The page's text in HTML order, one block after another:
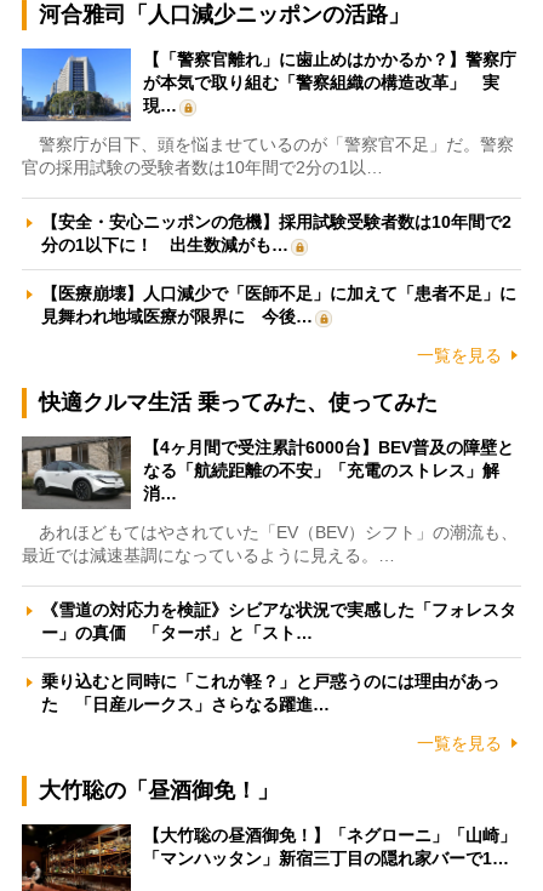
河合雅司「人口減少ニッポンの活路」
【「警察官離れ」に歯止めはかかるか？】警察庁
が本気で取り組む「警察組織の構造改革」 実
現…
警察庁が目下、頭を悩ませているのが「警察官不足」だ。警察
官の採用試験の受験者数は10年間で2分の1以…
【安全・安心ニッポンの危機】採用試験受験者数は10年間で2
分の1以下に！ 出生数減がも…
【医療崩壊】人口減少で「医師不足」に加えて「患者不足」に
見舞われ地域医療が限界に 今後…
一覧を見る
快適クルマ生活 乗ってみた、使ってみた
【4ヶ月間で受注累計6000台】BEV普及の障壁と
なる「航続距離の不安」「充電のストレス」解
消…
あれほどもてはやされていた「EV（BEV）シフト」の潮流も、
最近では減速基調になっているように見える。…
《雪道の対応力を検証》シビアな状況で実感した「フォレスタ
ー」の真価 「ターボ」と「スト…
乗り込むと同時に「これが軽？」と戸惑うのには理由があっ
た 「日産ルークス」さらなる躍進…
一覧を見る
大竹聡の「昼酒御免！」
【大竹聡の昼酒御免！】「ネグローニ」「山崎」
「マンハッタン」新宿三丁目の隠れ家バーで1…